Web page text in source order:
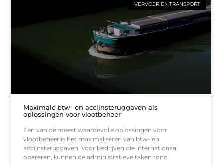
VERVOER EN TRANSPORT
Maximale btw- en accijnsteruggaven als
oplossingen voor vlootbeheer
Een van de meest waardevolle oplossingen voor
vlootbeheer is het maximaliseren van btw- en
accijnsteruggaven. Voor bedrijven die internationaal
opereren, kunnen de administratieve taken rond